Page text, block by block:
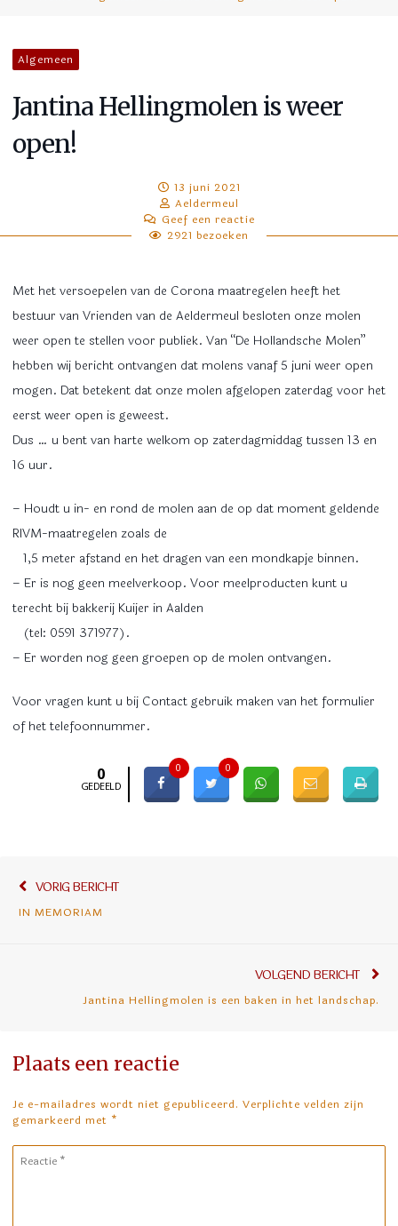
Algemeen
Jantina Hellingmolen is weer
open!
13 juni 2021
Aeldermeul
Geef een reactie
2921 bezoeken
Met het versoepelen van de Corona maatregelen heeft het
bestuur van Vrienden van de Aeldermeul besloten onze molen
weer open te stellen voor publiek. Van “De Hollandsche Molen”
hebben wij bericht ontvangen dat molens vanaf 5 juni weer open
mogen. Dat betekent dat onze molen afgelopen zaterdag voor het
eerst weer open is geweest.
Dus … u bent van harte welkom op zaterdagmiddag tussen 13 en
16 uur.
– Houdt u in- en rond de molen aan de op dat moment geldende
RIVM-maatregelen zoals de
1,5 meter afstand en het dragen van een mondkapje binnen.
– Er is nog geen meelverkoop. Voor meelproducten kunt u
terecht bij bakkerij Kuijer in Aalden
(tel: 0591 371977).
– Er worden nog geen groepen op de molen ontvangen.
Voor vragen kunt u bij Contact gebruik maken van het formulier
of het telefoonnummer.
0
GEDEELD
0 0
navigatie
VORIG BERICHT
IN MEMORIAM
VOLGEND BERICHT
Jantina Hellingmolen is een baken in het landschap.
Plaats een reactie
Je e-mailadres wordt niet gepubliceerd. Verplichte velden zijn
gemarkeerd met *
Reactie